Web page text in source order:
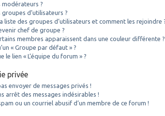
modérateurs ?
groupes d’utilisateurs ?
liste des groupes d’utilisateurs et comment les rejoindre
chef de groupe ?
membres apparaissent dans une couleur différente ?
« Groupe par défaut » ?
le lien « L’équipe du forum » ?
privée
envoyer de messages privés !
arrêt des messages indésirables !
ou un courriel abusif d’un membre de ce forum !